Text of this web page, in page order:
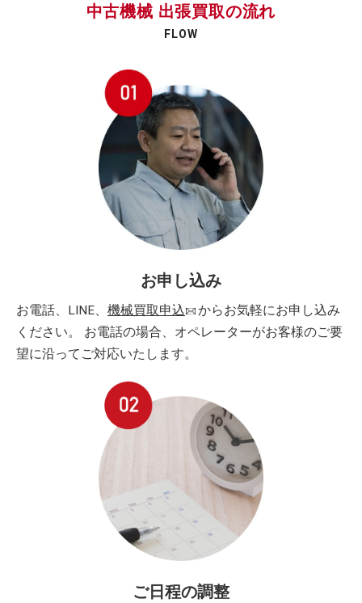
中古機械 出張買取の流れ
FLOW
お申し込み
お電話、LINE、 機械買取申込
からお気軽にお申し込み
ください。 お電話の場合、オペレーターがお客様のご要
望に沿ってご対応いたします。
ご日程の調整